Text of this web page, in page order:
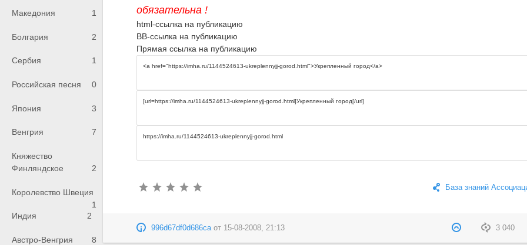
Македония 1
Болгария 2
Сербия 1
Российская песня 0
Япония 3
Венгрия 7
Княжество
Финляндское
2
Королевство Швеция
1
Индия
2
Австро-Венгрия 8
обязательна !
html-ссылка на публикацию
BB-ссылка на публикацию
Прямая ссылка на публикацию
База знаний
3 040
996d67df0d686caот 15-08-2008, 21:13